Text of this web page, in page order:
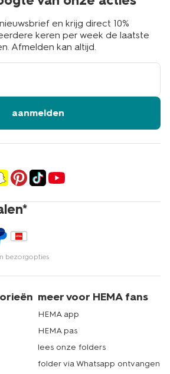
bezorgopties
en krijg direct 10%
keren per week de laatste
Afmelden kan altijd.
aanmelden
meer voor HEMA fans
HEMA app
HEMA pas
lees onze folders
folder via Whatsapp ontvangen